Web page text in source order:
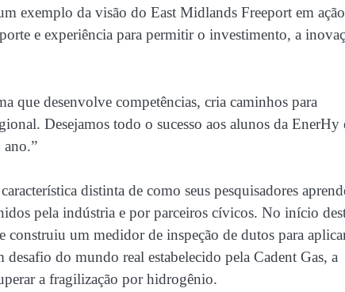
exemplo da visão do East Midlands Freeport em
e experiência para permitir o investimento, a
desenvolve competências, cria caminhos para
Desejamos todo o sucesso aos alunos da EnerHy
ano.”
distinta de como seus pesquisadores
pela indústria e por parceiros cívicos. No início
um medidor de inspeção de dutos para
do mundo real estabelecido pela Cadent Gas, a
a fragilização por hidrogênio.